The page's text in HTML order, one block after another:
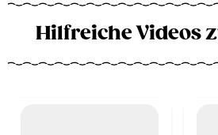
Hilfreiche Videos